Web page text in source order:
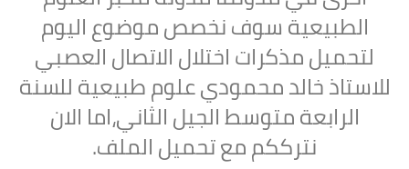
الطبيعية سوف نخصص موضوع اليوم
لتحميلمذكرات اختلال الاتصال العصبي
للاستاذ خالد محمودي علوم طبيعية للسنة
الرابعة متوسط الجيل الثاني،اما الان
نترككم مع تحميل الملف.